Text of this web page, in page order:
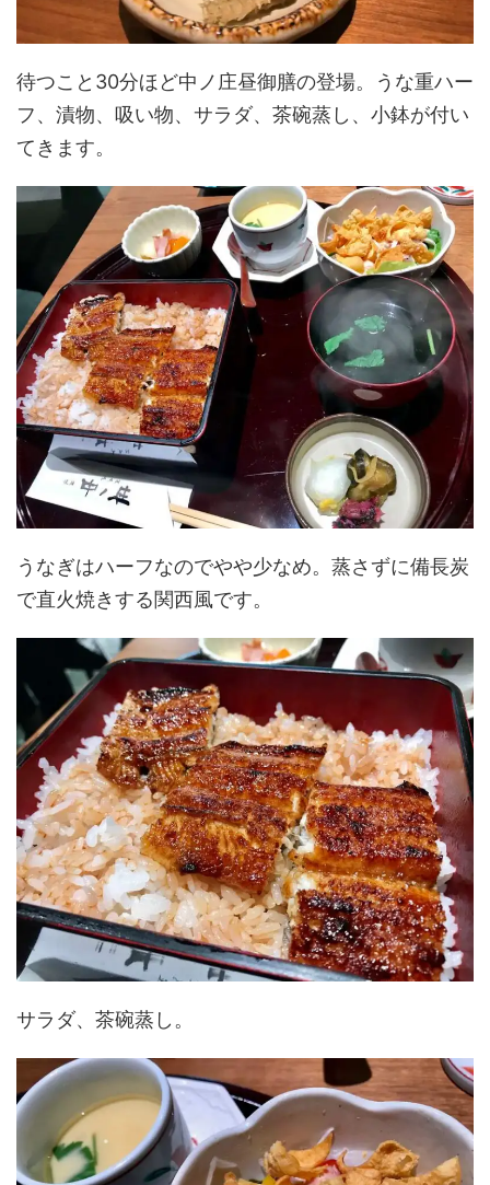
待つこと30分ほど中ノ庄昼御膳の登場。うな重ハー
フ、漬物、吸い物、サラダ、茶碗蒸し、小鉢が付い
てきます。
うなぎはハーフなのでやや少なめ。蒸さずに備長炭
で直火焼きする関西風です。
サラダ、茶碗蒸し。